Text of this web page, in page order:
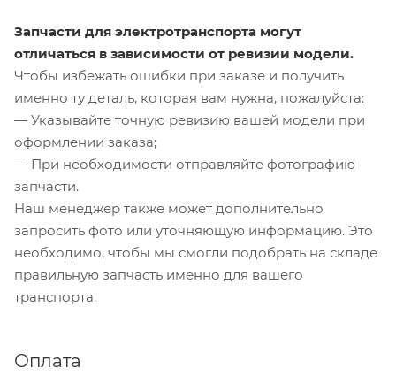
Запчасти для электротранспорта могут
отличаться в зависимости от ревизии модели.
Чтобы избежать ошибки при заказе и получить
именно ту деталь, которая вам нужна, пожалуйста:
— Указывайте точную ревизию вашей модели при
оформлении заказа;
— При необходимости отправляйте фотографию
запчасти.
Наш менеджер также может дополнительно
запросить фото или уточняющую информацию. Это
необходимо, чтобы мы смогли подобрать на складе
правильную запчасть именно для вашего
транспорта.
Оплата